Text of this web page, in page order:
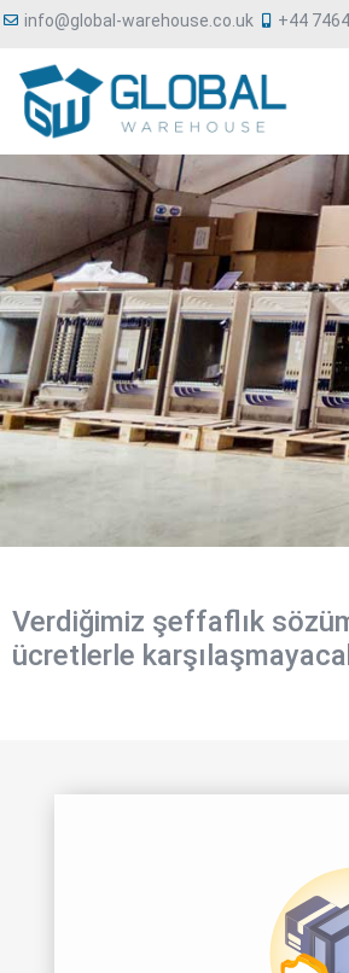
info@global-warehouse.co.uk +44
Verdiğimiz şeffaflık
ücretlerle